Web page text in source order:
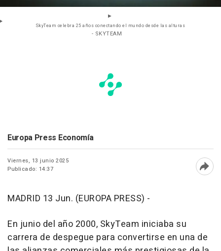
SkyTeam celebra 25 años conectando el mundo desde las alturas
- SKYTEAM
Europa Press Economía
Viernes, 13 junio 2025
Publicado: 14:37
MADRID 13 Jun. (EUROPA PRESS) -
En junio del año 2000, SkyTeam iniciaba su
carrera de despegue para convertirse en una de